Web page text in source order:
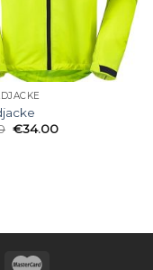
€34.00